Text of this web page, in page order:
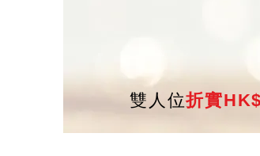
雙人位折實